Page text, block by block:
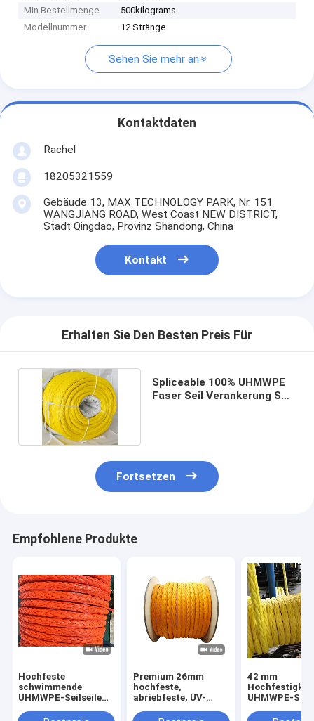
Min Bestellmenge
500kilograms
Modellnummer
12 Stränge
Sehen Sie mehr an
Kontaktdaten
Rachel
18205321559
Gebäude 13, MAX TECHNOLOGY PARK, Nr. 151
WANGJIANG ROAD, West Coast NEW DISTRICT,
Stadt Qingdao, Provinz Shandong, China
Kontakt
Erhalten Sie Den Besten Preis Für
Spliceable 100% UHMWPE
Faser Seil Verankerung Seil
Fortsetzen
Empfohlene Produkte
Hochfeste
schwimmende
UHMWPE-Seilseile
geringer Dehnung
Premium 26mm
hochfeste,
abriebfeste, UV-
litzige UHMWPE-
42 mm
UHMWPE-
für